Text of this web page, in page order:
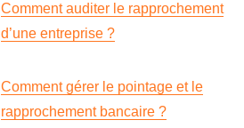
Comment auditer le rapprochement
d’une entreprise ?
Comment gérer le pointage et le
rapprochement bancaire ?